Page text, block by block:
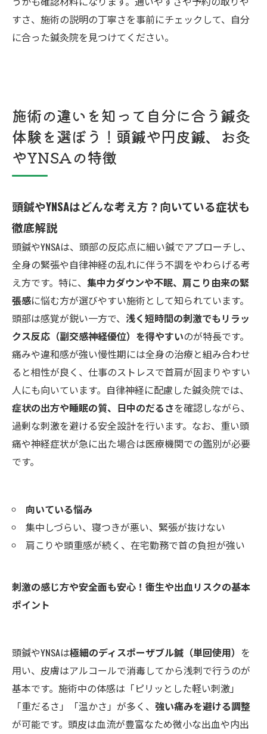
すさ、施術の説明の丁寧さを事前にチェックして、自分
に合った鍼灸院を見つけてください。
施術の違いを知って自分に合う鍼灸
体験を選ぼう！頭鍼や円皮鍼、お灸
やYNSAの特徴
頭鍼やYNSAはどんな考え方？向いている症状も
徹底解説
頭鍼やYNSAは、頭部の反応点に細い鍼でアプローチし、
全身の緊張や自律神経の乱れに伴う不調をやわらげる考
え方です。特に、 集中力ダウンや不眠、肩こり由来の緊
張感に悩む方が選びやすい施術として知られています。
頭部は感覚が鋭い一方で、 浅く短時間の刺激でもリラッ
クス反応（副交感神経優位）を得やすいのが特長です。
痛みや違和感が強い慢性期には全身の治療と組み合わせ
ると相性が良く、仕事のストレスで首肩が固まりやすい
人にも向いています。自律神経に配慮した鍼灸院では、
症状の出方や睡眠の質、日中のだるさを確認しながら、
過剰な刺激を避ける安全設計を行います。なお、重い頭
痛や神経症状が急に出た場合は医療機関での鑑別が必要
です。
向いている悩み
集中しづらい、寝つきが悪い、緊張が抜けない
肩こりや頭重感が続く、在宅勤務で首の負担が強い
刺激の感じ方や安全面も安心！衛生や出血リスクの基本
ポイント
頭鍼やYNSAは極細のディスポーザブル鍼（単回使用） を
用い、皮膚はアルコールで消毒してから浅刺で行うのが
基本です。施術中の体感は「ピリッとした軽い刺激」
「重だるさ」「温かさ」が多く、 強い痛みを避ける調整
が可能です。頭皮は血流が豊富なため微小な出血や内出